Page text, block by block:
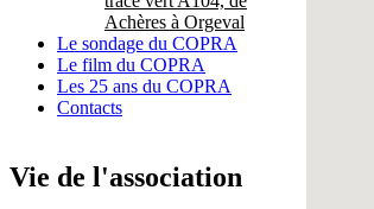
Achères à Orgeval
Le sondage du COPRA
Le film du COPRA
Les 25 ans du COPRA
Contacts
Vie de l'association